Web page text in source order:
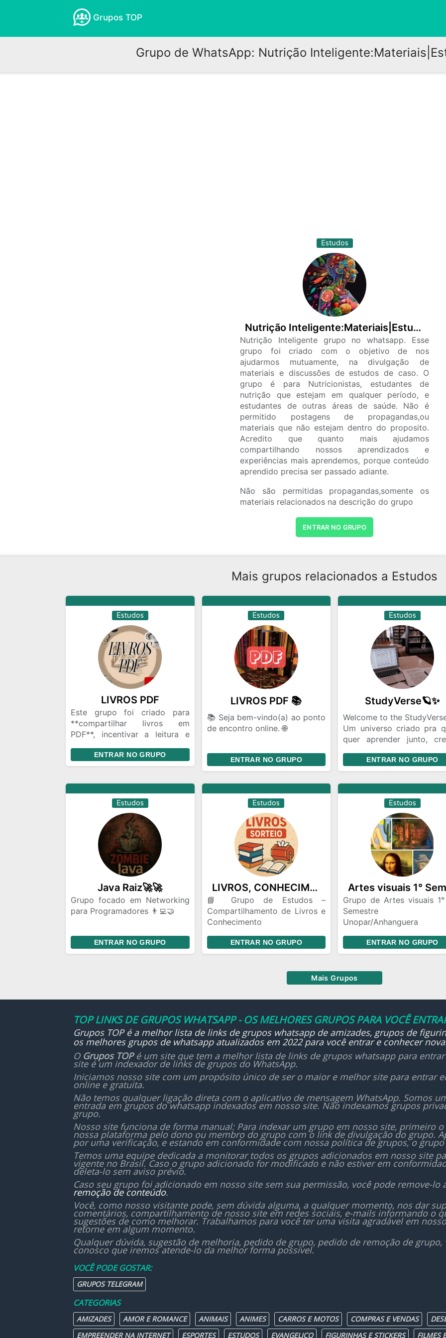
Grupos TOP
Grupo de WhatsApp: Nutrição
Estudos
Nutrição Inteligente:Materiais|Estudos de Casos
Nutrição Inteligente grupo no whatsapp. Esse
grupo foi criado com o objetivo de nos
ajudarmos mutuamente, na divulgação de
materiais e discussões de estudos de caso. O
grupo é para Nutricionistas, estudantes de
nutrição que estejam em qualquer período, e
estudantes de outras áreas de saúde. Não é
permitido postagens de propagandas,ou
materiais que não estejam dentro do proposito.
Acredito que quanto mais ajudamos
compartilhando nossos aprendizados e
experiências mais aprendemos, porque conteúdo
aprendido precisa ser passado adiante.
Não são permitidas propagandas,somente os
materiais relacionados na descrição do grupo
ENTRAR NO GRUPO
Mais grupos relacionados a Estudos
Estudos
LIVROS PDF
Este grupo foi criado para
**compartilhar livros em
PDF**, incentivar a leitura e
novas histórias e
conhecimentos.
ENTRAR NO GRUPO
Estudos
LIVROS PDF 📚
📚 Seja bem-vindo(a) ao ponto
de encontro online. 🌐
para leitores que buscam
compartilhar arquivos digitais
e encontrar novas leituras.
ENTRAR NO GRUPO
Estudos
StudyVerse🪐✨
Welcome to the
Um universo criado pra
quer aprender junto,
Aqui, cada mente tem
brilho — e todas
mesmo
conhecimento.
Neste espaço, o foco é
📘 PDFs e
compartilhadas
🧠 Dúvidas respondidas
paciência
💬 Trocas de ideias e
conjuntas
🔥 Apoio e motivação nos
difíceis
Nosso lema é simples:
fica pra trás.
ENTRAR NO GRUPO
Estudos
Java Raiz🚀🚀
Grupo focado em Networking
para Programadores 👨‍💻🤝
grupo! Aqui o foco é
networking, troca de
iniciante ou experiente, esse é
🔹 Fazer conexões com outros
devs
🔹 Compartilhar vagas e
oportunidades
🔹 Tirar dúvidas técnicas
🔹 Discutir tecnologias e
tendências
🔹 Apoiar e ser apoiado na
jornada como programador
Nosso objetivo é criar uma
comunidade colaborativa,
onde todos crescem juntos. 🚀
ENTRAR NO GRUPO
Estudos
LIVROS, CONHECIMENTOS E SORTEIOS
📘 Grupo de Estudos –
Compartilhamento de Livros e
Conhecimento
tem como finalidade promover
a troca de conhecimentos por
ENTRAR NO GRUPO
Estudos
Grupo de Artes visuais
Semestre
Unopar/Anhanguera
estudantes dessa área
ENTRAR NO GRUPO
Mais Grupos
TOP LINKS DE GRUPOS WHATSAPP - OS MELHORES GRUPOS PARA VOCÊ
Grupos TOP é a melhor lista de links de grupos whatsapp de amizades, grupos de
os melhores grupos de whatsapp atualizados em 2022 para você entrar e conhecer
O Grupos TOPé um site que tem a melhor lista de links de grupos whatsapp para
site é um indexador de links de grupos do WhatsApp.
Iniciamos nosso site com um propósito único de ser o maior e melhor site para entrar
online e gratuita.
Não temos qualquer ligação direta com o aplicativo de mensagem WhatsApp. Somos
entrada em grupos do whatsapp indexados em nosso site. Não indexamos grupos
grupo.
Nosso site funciona de forma manual: Para indexar um grupo em nosso site, primeiro
nossa plataforma pelo dono ou membro do grupo com o link de divulgação do grupo.
por uma verificação, e estando em conformidade com nossa política de grupos, o
Temos uma equipe dedicada a monitorar todos os grupos adicionados em nosso site
vigente no Brasil. Caso o grupo adicionado for modificado e não estiver em
deleta-lo sem aviso prévio.
Caso seu grupo foi adicionado em nosso site sem sua permissão, você pode remove-lo
remoção de conteúdo.
Você, como nosso visitante pode, sem dúvida alguma, a qualquer momento, nos dar
comentários, compartilhamento de nosso site em redes sociais, e-mails informando o
sugestões de como melhorar. Trabalhamos para você ter uma visita agradável em
retorne em algum momento.
Qualquer dúvida, sugestão de melhoria, pedido de grupo, pedido de remoção de
conosco que iremos atende-lo da melhor forma possível.
VOCÊ PODE GOSTAR:
GRUPOS TELEGRAM
CATEGORIAS
AMIZADES AMOR E ROMANCE ANIMAIS ANIMES CARROS E MOTOS COMPRAS E VENDAS
EMPREENDER NA INTERNET
ESPORTES ESTUDOS EVANGELICO FIGURINHAS E STICKERS FILMES